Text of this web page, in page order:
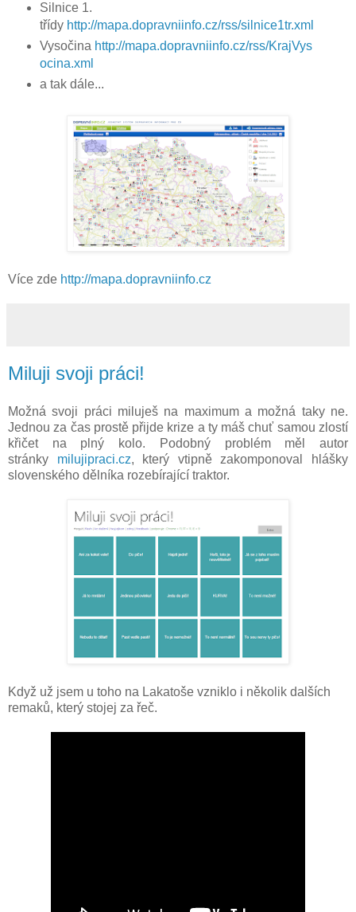
Silnice 1.
třídy http://mapa.dopravniinfo.cz/rss/silnice1tr.xml
Vysočina http://mapa.dopravniinfo.cz/rss/KrajVys
ocina.xml
a tak dále...
Více zde http://mapa.dopravniinfo.cz
Miluji svoji práci!
Možná svoji práci miluješ na maximum a možná taky ne.
Jednou za čas prostě přijde krize a ty máš chuť samou zlostí
křičet na plný kolo. Podobný problém měl autor
stránky milujipraci.cz, který vtipně zakomponoval hlášky
slovenského dělníka rozebírající traktor.
Když už jsem u toho na Lakatoše vzniklo i několik dalších
remaků, který stojej za řeč.